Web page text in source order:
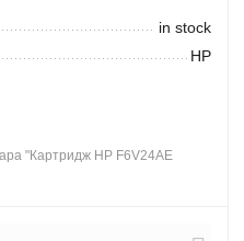
in stock
HP
"Картридж HP F6V24AE